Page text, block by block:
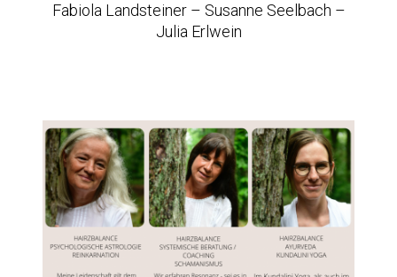
Fabiola Landsteiner – Susanne Seelbach –
Julia Erlwein